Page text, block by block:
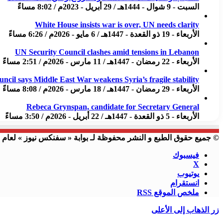
السبت - 9 شوال - 1444هـ / 29 أبريل - 2023م / 8:02 مساءً
White House insists war is over, UN needs clarity
الأربعاء - 19 ذو القعدة - 1447هـ / 6 مايو - 2026م / 6:26 مساءً
UN Security Council clashes amid tensions in Lebanon
الأربعاء - 22 رمضان - 1447هـ / 11 مارس - 2026م / 2:51 مساءً
says Middle East War weakens Syria’s fragile stability
الأربعاء - 29 رمضان - 1447هـ / 18 مارس - 2026م / 8:08 مساءً
Rebeca Grynspan, candidate for Secretary General
الأربعاء - 5 ذو القعدة - 1447هـ / 22 أبريل - 2026م / 3:50 مساءً
© جميع حقوق الطبع و النشر محفوظة لـ بوابة « سفنكس نيوز » لعام 2023 م
فيسبوك
X
يوتيوب
انستقرام
ملخص الموقع RSS
زر الذهاب إلى الأعلى